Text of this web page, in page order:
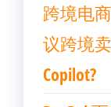
跨境电
议跨境
Copilot?